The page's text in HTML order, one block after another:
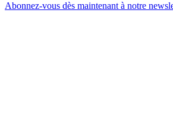
Abonnez-vous dès maintenant à notre